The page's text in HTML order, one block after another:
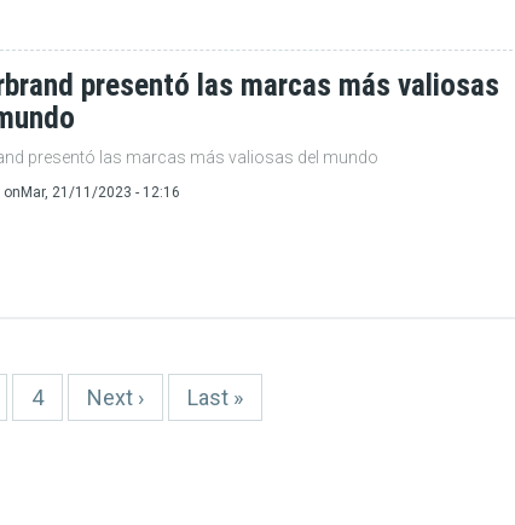
presentó las marcas más valiosas
presentó las marcas más valiosas del mundo
onMar, 21/11/2023 - 12:16
Page
4
Siguiente
Next ›
Última
Last »